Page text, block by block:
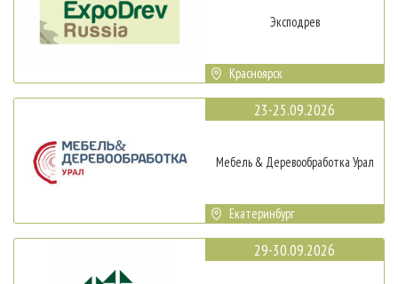
Эксподрев
Красноярск
23-25.09.2026
Мебель & Деревообработка Урал
Екатеринбург
29-30.09.2026